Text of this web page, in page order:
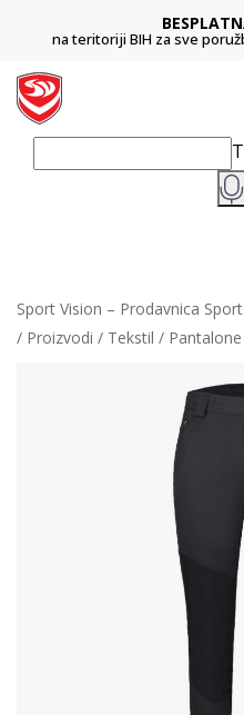
na teritoriji BIH za sve
Sport Vision – Prodavnica
Proizvodi
Tekstil Pantalone